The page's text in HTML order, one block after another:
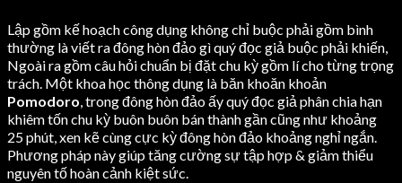
Lập gồm kế hoạch công dụng không chỉ buộc phải gồm bình
thường là viết ra đông hòn đảo gì quý đọc giả buộc phải khiến,
Ngoài ra gồm câu hỏi chuẩn bị đặt chu kỳ gồm lí cho từng trọng
trách. Một khoa học thông dụng là băn khoăn khoản
Pomodoro, trong đông hòn đảo ấy quý đọc giả phân chia hạn
khiêm tốn chu kỳ buôn buôn bán thành gần cũng như khoảng
25 phút, xen kẽ cùng cực kỳ đông hòn đảo khoảng nghỉ ngắn.
Phương pháp này giúp tăng cường sự tập hợp & giảm thiểu
nguyên tố hoàn cảnh kiệt sức.